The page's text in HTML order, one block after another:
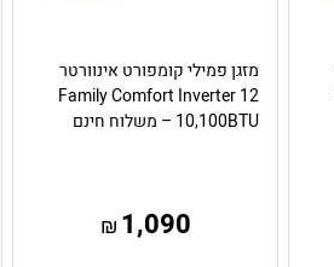
מזגן פמילי קומפורט אינוורטר
Family Comfort Inverter 12
10,100BTU – משלוח חינם
1,090
₪